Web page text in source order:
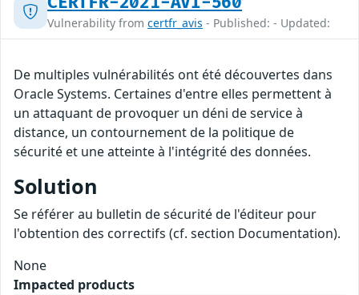
Vulnerability from certfr_avis - Published: - Updated:
De multiples vulnérabilités ont été découvertes dans
Oracle Systems. Certaines d'entre elles permettent à
un attaquant de provoquer un déni de service à
distance, un contournement de la politique de
sécurité et une atteinte à l'intégrité des données.
Solution
Se référer au bulletin de sécurité de l'éditeur pour
l'obtention des correctifs (cf. section Documentation).
None
Impacted products